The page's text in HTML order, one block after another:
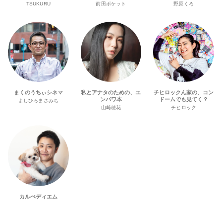
TSUKURU 前田ポケット 野原くろ
まくのうちぃシネマ
よしひろまさみち
私とアナタのための、エ
ンパワ本
山﨑穂花
チヒロックん家の、コン
ドームでも見てく？
チヒロック
カルぺディエム